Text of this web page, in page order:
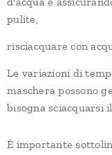
pulite,
risciacquare con
Le variazioni di
maschera possono
bisogna sciacquarsi
È importante